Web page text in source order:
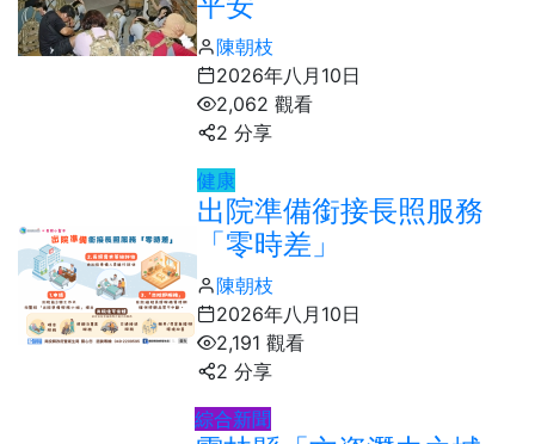
陳朝枝
2026年八月10日
2,062 觀看
2 分享
健康
出院準備銜接長照服務
「零時差」
陳朝枝
2026年八月10日
2,191 觀看
2 分享
綜合新聞